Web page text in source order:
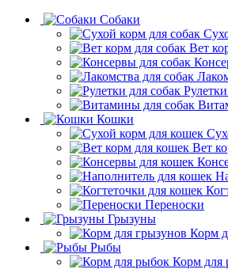
Собаки
Вет
Кошки
Вет
Переноски
Грызуны
Корм
Рыбы
Корм для